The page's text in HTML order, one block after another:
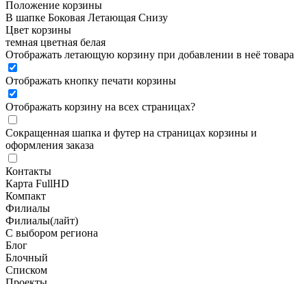
Положение корзины
В шапке Боковая Летающая Снизу
Цвет корзины
темная цветная белая
Отображать летающую корзину при добавлении в неё товара
Отображать кнопку печати корзины
Отображать корзину на всех страницах?
Сокращенная шапка и футер на страницах корзины и
оформления заказа
Контакты
Карта FullHD
Компакт
Филиалы
Филиалы(лайт)
С выбором региона
Блог
Блочный
Списком